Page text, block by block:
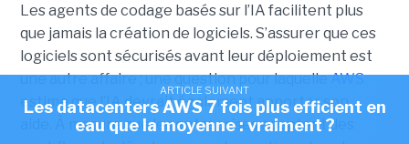
Les agents de codage basés sur l’IA facilitent plus
que jamais la création de logiciels. S’assurer que ces
logiciels sont sécurisés avant leur déploiement est
une autre affaire ; une question pour laquelleAWS
estime que l’IA devrait également apporter son
À mesure que les entreprises adoptent des
ARTICLE SUIVANT
Les datacenters AWS 7 fois plus efficient en
eau que la moyenne : vraiment ?